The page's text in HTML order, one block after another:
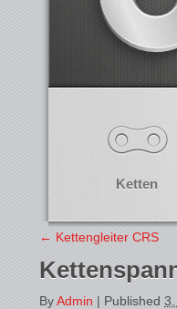
Ketten
← Kettengleiter CRS
ByAdmin | Published